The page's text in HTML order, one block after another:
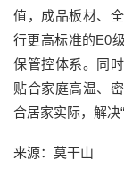
值，成品板材、
行更高标准的E0
保管控体系。同
贴合家庭高温、
合居家实际，解决
来源：莫干山